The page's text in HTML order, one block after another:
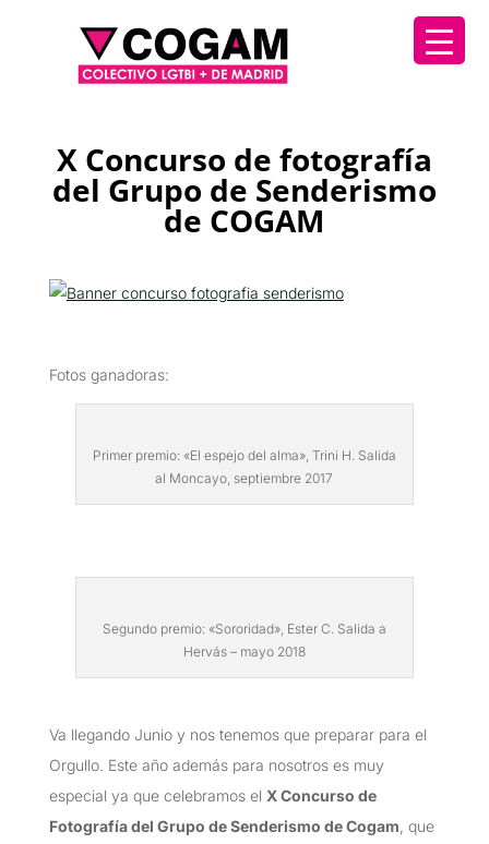
X Concurso de fotografía
del Grupo de Senderismo
de COGAM
Fotos ganadoras:
Primer premio: «El espejo del alma», Trini H. Salida
al Moncayo, septiembre 2017
Segundo premio: «Sororidad», Ester C. Salida a
Hervás – mayo 2018
Va llegando Junio y nos tenemos que preparar para el
Orgullo. Este año además para nosotros es muy
especial ya que celebramos el X Concurso de
Fotografía del Grupo de Senderismo de Cogam , que